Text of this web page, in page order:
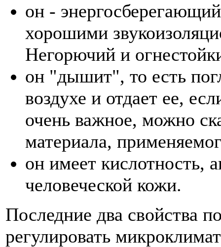
он -
хорошими
Негорючий и
он "дышит", то есть
воздухе и отдает ее,
очень важное, можно
материала,
он имеет кислотность,
человеческой кожи.
Последние два свойства
регулировать